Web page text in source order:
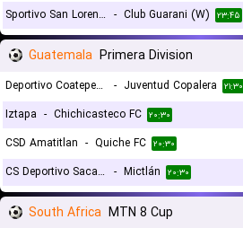
Sportivo San Lorenzo (W) - Club Guarani (W) ۲۳:۴۵
Guatemala Primera Division
Deportivo Coatepeque FC - Juventud Copalera ۲۱:۳۰
Iztapa - Chichicasteco FC ۲۰:۳۰
CSD Amatitlan - Quiche FC ۲۰:۳۰
CS Deportivo Sacachispas - Mictlán ۲۰:۳۰
South Africa MTN 8 Cup